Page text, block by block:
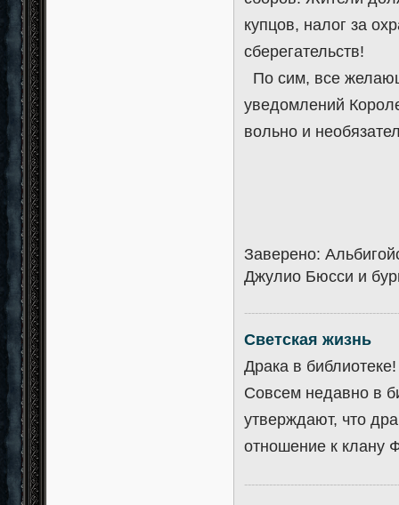
купцов, налог за
сберегательств!
По сим, все
уведомлений
вольно и
Заверено:
Джулио Бюсси и
Светская жизнь
Драка в библиотеке!
Совсем недавно в
утверждают, что
отношение к клану